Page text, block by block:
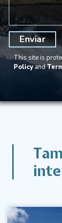
Enviar
This site is
Policyand
Yashilkul,